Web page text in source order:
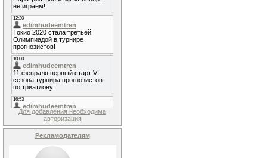
Для добавления необходима
авторизация
Рекламодателям